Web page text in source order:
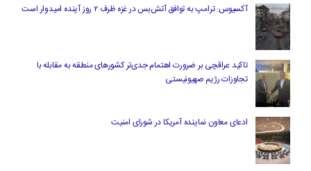
آکسیوس: ترامپ به توافق آتش‌بس در غزه ظرف ۲ روز آینده امیدوار است
تاکید عراقچی بر ضرورت اهتمام جدی‌تر کشورهای منطقه به مقابله با
تجاوزات رژیم صهیونیستی
ادعای معاون نماینده آمریکا در شورای امنیت